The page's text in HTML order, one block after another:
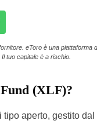
eToro è una piattaforma
tuo capitale è a rischio.
(XLF)?
tipo aperto, gestito dal